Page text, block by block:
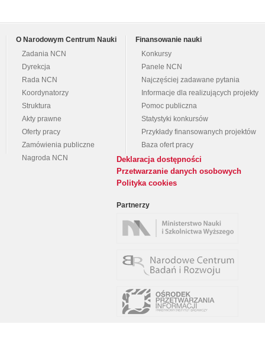
O Narodowym Centrum Nauki
Zadania NCN
Dyrekcja
Rada NCN
Koordynatorzy
Struktura
Akty prawne
Oferty pracy
Zamówienia publiczne
Nagroda NCN
Finansowanie nauki
Konkursy
Panele NCN
Najczęściej zadawane pytania
Informacje dla realizujących projekty
Pomoc publiczna
Statystyki konkursów
Przykłady finansowanych projektów
Baza ofert pracy
Deklaracja dostępności
Przetwarzanie danych osobowych
Polityka cookies
Partnerzy